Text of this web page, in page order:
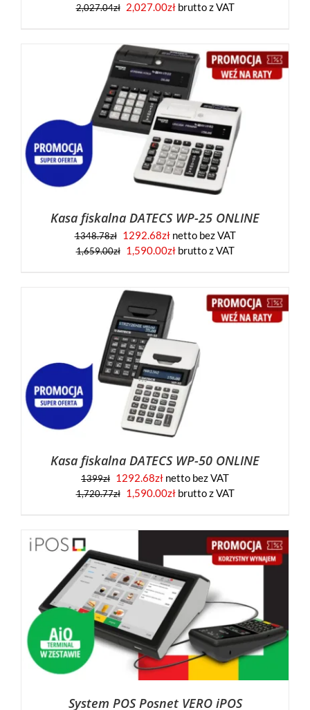
2,027.04zł 2,027.00złbrutto z VAT
Kasa fiskalna DATECS WP-25 ONLINE
1348.78zł 1292.68złnetto bez VAT
1,659.00zł 1,590.00złbrutto z VAT
Kasa fiskalna DATECS WP-50 ONLINE
1399zł 1292.68zł netto bez VAT
1,720.77zł 1,590.00złbrutto z VAT
System POS Posnet VERO iPOS